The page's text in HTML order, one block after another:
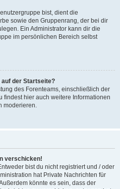
bist, dient die
sowie den Gruppenrang, der bei dir
Ein Administrator kann dir die
im persönlichen Bereich selbst
auf der Startseite?
des Forenteams, einschließlich der
findest hier auch weitere Informationen
moderieren.
verschicken!
bist du nicht registriert und / oder
hat Private Nachrichten für
könnte es sein, dass der